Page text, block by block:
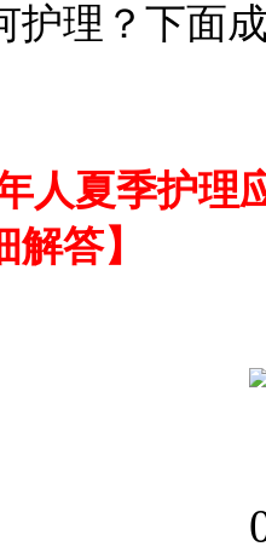
护理？下面
人夏季护理
答】